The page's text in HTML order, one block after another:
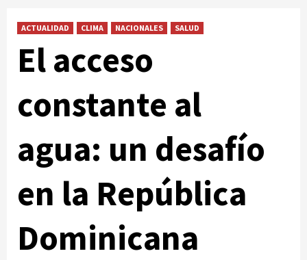
ACTUALIDAD CLIMA NACIONALES SALUD
El acceso
constante al
agua: un desafío
en la República
Dominicana